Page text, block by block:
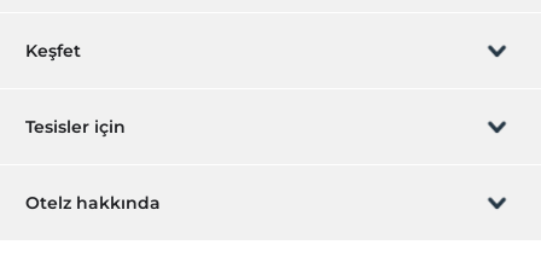
Rezervasyon yönet
Keşfet
Hediye Kart
Tesisler için
Hemen tesisinizi ekleyin
Otelz hakkında